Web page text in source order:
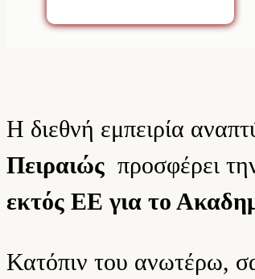
Η διεθνή εμπειρία
Πειραιώς προσφέρει
εκτός ΕΕ για το
Κατόπιν του ανωτέρω,